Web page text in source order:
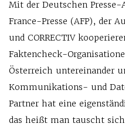
Mit der Deutschen Presse-
France-Presse (AFP), der
und CORRECTIV
Faktencheck-
Österreich untereinander
Kommunikations- und
Partner hat eine
das heißt man tauscht